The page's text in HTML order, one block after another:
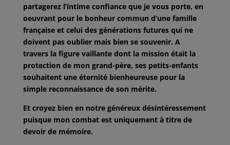
partagerez l’intime confiance que je vous porte, en
oeuvrant pour le bonheur commun d’une famille
française et celui des générations futures qui ne
doivent pas oublier mais bien se souvenir. A
travers la figure vaillante dont la mission était la
protection de mon grand-père, ses petits-enfants
souhaitent une éternité bienheureuse pour la
simple reconnaissance de son mérite.
Et croyez bien en notre généreux désintéressement
puisque mon combat est uniquement à titre de
devoir de mémoire.